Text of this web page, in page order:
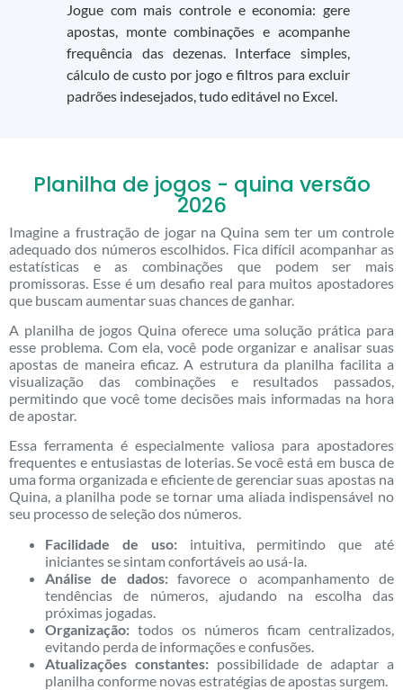
Jogue com mais controle e economia: gere
apostas, monte combinações e acompanhe
frequência das dezenas. Interface simples,
cálculo de custo por jogo e filtros para excluir
padrões indesejados, tudo editável no Excel.
Planilha de jogos - quina versão
2026
Imagine a frustração de jogar na Quina sem ter um controle
adequado dos números escolhidos. Fica difícil acompanhar as
estatísticas e as combinações que podem ser mais
promissoras. Esse é um desafio real para muitos apostadores
que buscam aumentar suas chances de ganhar.
A planilha de jogos Quina oferece uma solução prática para
esse problema. Com ela, você pode organizar e analisar suas
apostas de maneira eficaz. A estrutura da planilha facilita a
visualização das combinações e resultados passados,
permitindo que você tome decisões mais informadas na hora
de apostar.
Essa ferramenta é especialmente valiosa para apostadores
frequentes e entusiastas de loterias. Se você está em busca de
uma forma organizada e eficiente de gerenciar suas apostas na
Quina, a planilha pode se tornar uma aliada indispensável no
seu processo de seleção dos números.
Facilidade de uso:intuitiva, permitindo que até
iniciantes se sintam confortáveis ao usá-la.
Análise de dados:favorece o acompanhamento de
tendências de números, ajudando na escolha das
próximas jogadas.
Organização: todos os números ficam centralizados,
evitando perda de informações e confusões.
Atualizações constantes: possibilidade de adaptar a
planilha conforme novas estratégias de apostas surgem.